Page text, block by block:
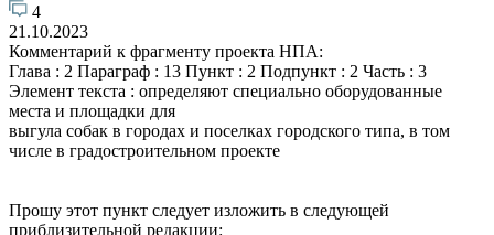
4
21.10.2023
Комментарий к фрагменту проекта НПА:
Глава : 2 Параграф : 13 Пункт : 2 Подпункт : 2 Часть : 3
Элемент текста : определяют специально оборудованные
места и площадки для
выгула собак в городах и поселках городского типа, в том
числе в градостроительном проекте
Прошу этот пункт следует изложить в следующей
приблизительной редакции: